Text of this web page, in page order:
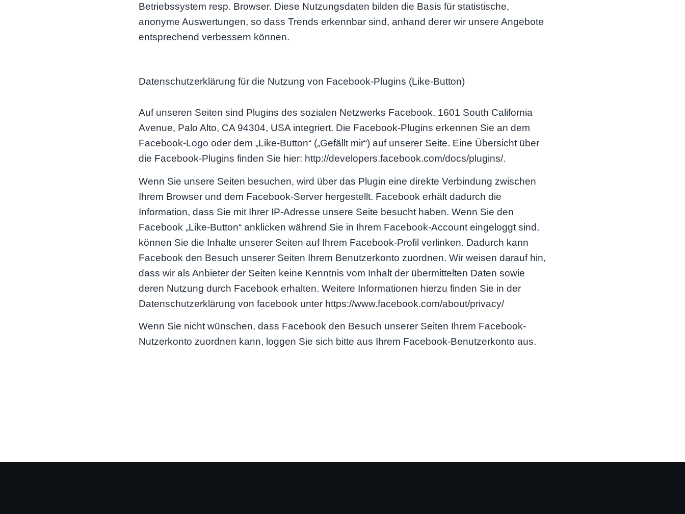
Betriebssystem resp. Browser. Diese Nutzungsdaten bilden die Basis für statistische,
anonyme Auswertungen, so dass Trends erkennbar sind, anhand derer wir unsere Angebote
entsprechend verbessern können.
Datenschutzerklärung für die Nutzung von Facebook-Plugins (Like-Button)
Auf unseren Seiten sind Plugins des sozialen Netzwerks Facebook, 1601 South California
Avenue, Palo Alto, CA 94304, USA integriert. Die Facebook-Plugins erkennen Sie an dem
Facebook-Logo oder dem „Like-Button“ („Gefällt mir“) auf unserer Seite. Eine Übersicht über
die Facebook-Plugins finden Sie hier: http://developers.facebook.com/docs/plugins/.
Wenn Sie unsere Seiten besuchen, wird über das Plugin eine direkte Verbindung zwischen
Ihrem Browser und dem Facebook-Server hergestellt. Facebook erhält dadurch die
Information, dass Sie mit Ihrer IP-Adresse unsere Seite besucht haben. Wenn Sie den
Facebook „Like-Button“ anklicken während Sie in Ihrem Facebook-Account eingeloggt sind,
können Sie die Inhalte unserer Seiten auf Ihrem Facebook-Profil verlinken. Dadurch kann
Facebook den Besuch unserer Seiten Ihrem Benutzerkonto zuordnen. Wir weisen darauf hin,
dass wir als Anbieter der Seiten keine Kenntnis vom Inhalt der übermittelten Daten sowie
deren Nutzung durch Facebook erhalten. Weitere Informationen hierzu finden Sie in der
Datenschutzerklärung von facebook unter https://www.facebook.com/about/privacy/
Wenn Sie nicht wünschen, dass Facebook den Besuch unserer Seiten Ihrem Facebook-
Nutzerkonto zuordnen kann, loggen Sie sich bitte aus Ihrem Facebook-Benutzerkonto aus.